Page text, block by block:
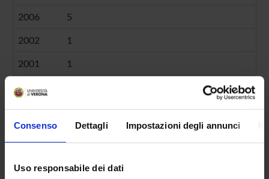
Consenso Dettagli Impostazioni degli annunci
Uso responsabile dei dati
2006 5
2002 1
2001 1
Contacts
People
Places